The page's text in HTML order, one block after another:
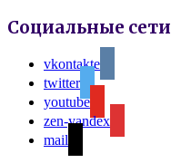
Социальные сети
vkontakte
twitter
youtube
zen-yandex
mail